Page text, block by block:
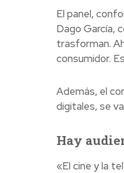
El panel,
Dago García,
trasforman.
consumidor.
Además, el
digitales, se
Hay
«El cine y la